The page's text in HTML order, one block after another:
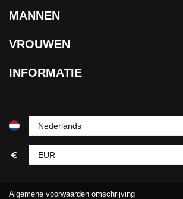
MANNEN
VROUWEN
INFORMATIE
€
Algemene voorwaarden omschrijving